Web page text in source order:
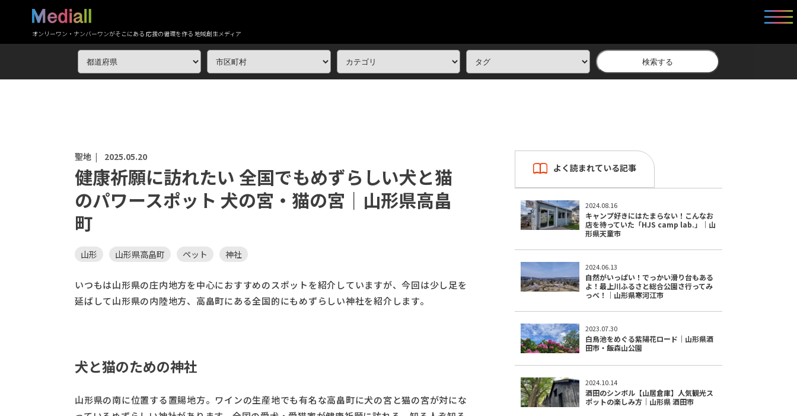
オンリーワン・ナンバーワンがそこにある 応援の循環を作る 地域創生メディア
検索する
聖地 | 2025.05.20
健康祈願に訪れたい 全国でもめずらしい犬と猫
のパワースポット 犬の宮・猫の宮｜山形県高畠
町
山形 山形県高畠町 ペット 神社
いつもは山形県の庄内地方を中心におすすめのスポットを紹介していますが、今回は少し足を
延ばして山形県の内陸地方、高畠町にある全国的にもめずらしい神社を紹介します。
犬と猫のための神社
山形県の南に位置する置賜地方。ワインの生産地でも有名な高畠町に犬の宮と猫の宮が対にな
よく読まれている記事
2024.08.16
キャンプ好きにはたまらない！こんなお
店を待っていた「HJS camp lab.」｜山
形県天童市
2024.06.13
自然がいっぱい！でっかい滑り台もある
よ！最上川ふるさと総合公園さ行ってみ
っべ！｜山形県寒河江市
2023.07.30
白鳥池をめぐる紫陽花ロード｜山形県酒
田市・飯森山公園
2024.10.14
酒田のシンボル【山居倉庫】人気観光ス
ポットの楽しみ方｜山形県 酒田市